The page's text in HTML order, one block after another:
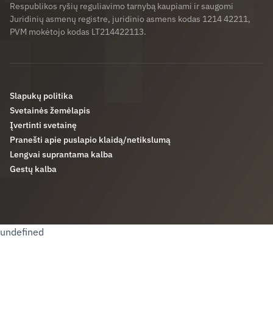
Respublikos ryšių reguliavimo tarnybą kaupiami ir saugomi
Juridinių asmenų registre, juridinio asmens kodas 1214 42211,
PVM mokėtojo kodas LT214422113.
Slapukų politika
Svetainės žemėlapis
Įvertinti svetainę
Pranešti apie puslapio klaidą/netikslumą
Lengvai suprantama kalba
Gestų kalba
undefined